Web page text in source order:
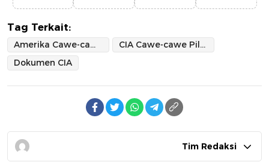
Tag Terkait:
Amerika Cawe-cawe Pilpres 2024
CIA Cawe-cawe Pilpres 2024 Revolusi Warna
Dokumen CIA
Tim Redaksi